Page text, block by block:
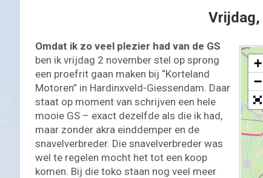
Vrijdag,
+
−
Omdat ik zo veel plezier had van de GS
ben ik vrijdag 2 november stel op sprong
een proefrit gaan maken bij “Korteland
Motoren” in Hardinxveld-Giessendam. Daar
staat op moment van schrijven een hele
mooie GS – exact dezelfde als die ik had,
maar zonder akra einddemper en de
snavelverbreder. Die snavelverbreder was
wel te regelen mocht het tot een koop
komen. Bij die toko staan nog veel meer